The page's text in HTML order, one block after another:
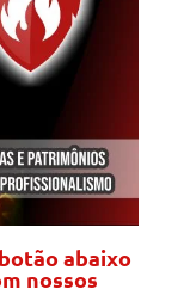
abaixo
nossos